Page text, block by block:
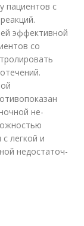
пациентов с
эффективной
со
не­
легкой и
недостаточ­